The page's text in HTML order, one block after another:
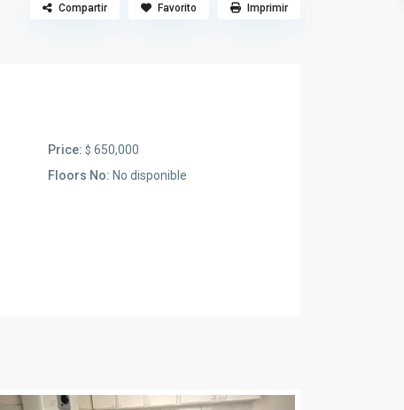
Compartir Favorito Imprimir
Price: $ 650,000
Floors No: No disponible